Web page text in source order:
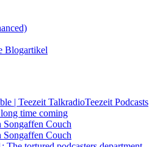
Blogartikel
| Teezeit TalkradioTeezeit Podcasts
time coming
Couch
Couch